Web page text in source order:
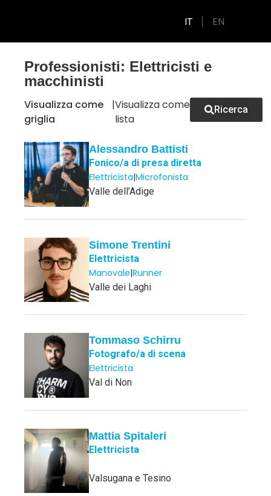
IT EN
GUIDA ALLA PRODUZIONE
Professionisti: Elettricisti e
macchinisti
Visualizza come
griglia
|Visualizza come
lista
Ricerca
Alessandro Battisti
Fonico/a di presa diretta
Elettricista|Microfonista
Valle dell’Adige
Simone Trentini
Elettricista
Manovale|Runner
Valle dei Laghi
Tommaso Schirru
Fotografo/a di scena
Elettricista
Val di Non
Mattia Spitaleri
Elettricista
Valsugana e Tesino